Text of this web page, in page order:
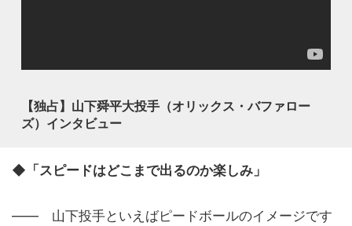
【独占】山下舜平大投手（オリックス・バファロー
ズ）インタビュー
◆「スピードはどこまで出るのか楽しみ」
―― 山下投手といえばピードボールのイメージです